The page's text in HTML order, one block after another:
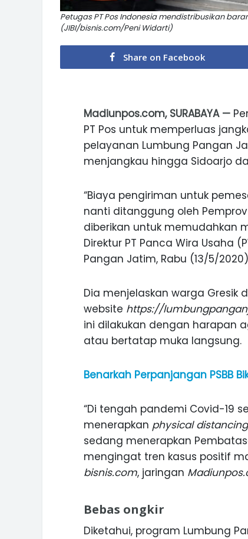
Petugas PT Pos Indonesia mendistribusikan
(JIBI/bisnis.com/Peni Widarti)
Share on Facebook
Madiunpos.com, SURABAYA —
PT Pos untuk memperluas
pelayanan Lumbung Pangan
menjangkau hingga Sidoarjo
“Biaya pengiriman untuk
nanti ditanggung oleh
diberikan untuk memudahkan
Direktur PT Panca Wira Usaha
Pangan Jatim, Rabu (13/5/
Dia menjelaskan warga Gresik
website https://
ini dilakukan dengan harapan
atau bertatap muka langsung.
Benarkah Perpanjangan PSBB
“Di tengah pandemi Covid-19
menerapkan physical distancing
sedang menerapkan
mengingat tren kasus positif
bisnis.com, jaringan
Bebas ongkir
Diketahui, program Lumbung